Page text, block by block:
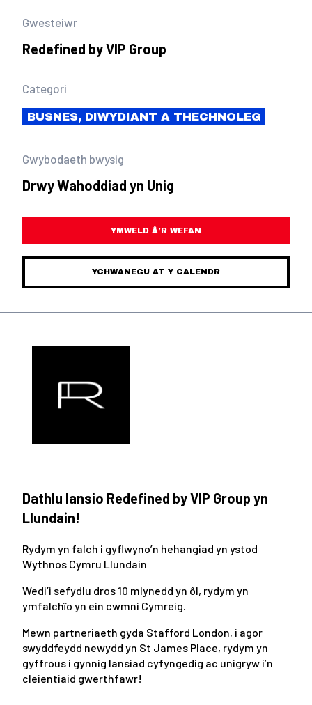
Gwesteiwr
Redefined by VIP Group
Categori
BUSNES, DIWYDIANT A THECHNOLEG
Gwybodaeth bwysig
Drwy Wahoddiad yn Unig
YMWELD Â’R WEFAN
YCHWANEGU AT Y CALENDR
Dathlu lansio Redefined by VIP Group yn
Llundain!
Rydym yn falch i gyflwyno’n hehangiad yn ystod
Wythnos Cymru Llundain
Wedi’i sefydlu dros 10 mlynedd yn ôl, rydym yn
ymfalchïo yn ein cwmni Cymreig.
Mewn partneriaeth gyda Stafford London, i agor
swyddfeydd newydd yn St James Place, rydym yn
gyffrous i gynnig lansiad cyfyngedig ac unigryw i’n
cleientiaid gwerthfawr!